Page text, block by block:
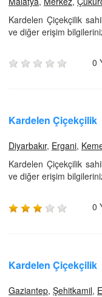
Kardelen Çiçekçilik
ve diğer erişim
0
Kardelen Çiçekçilik
Diyarbakır, Ergani,
Kardelen Çiçekçilik
ve diğer erişim
0
Kardelen Çiçekçilik
Gaziantep, Şehitkamil,